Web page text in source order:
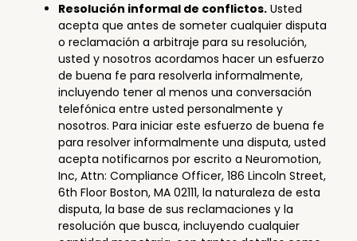
Resolución informal de conflictos. Usted
acepta que antes de someter cualquier disputa
o reclamación a arbitraje para su resolución,
usted y nosotros acordamos hacer un esfuerzo
de buena fe para resolverla informalmente,
incluyendo tener al menos una conversación
telefónica entre usted personalmente y
nosotros. Para iniciar este esfuerzo de buena fe
para resolver informalmente una disputa, usted
acepta notificarnos por escrito a Neuromotion,
Inc, Attn: Compliance Officer, 186 Lincoln Street,
6th Floor Boston, MA 02111, la naturaleza de esta
disputa, la base de sus reclamaciones y la
resolución que busca, incluyendo cualquier